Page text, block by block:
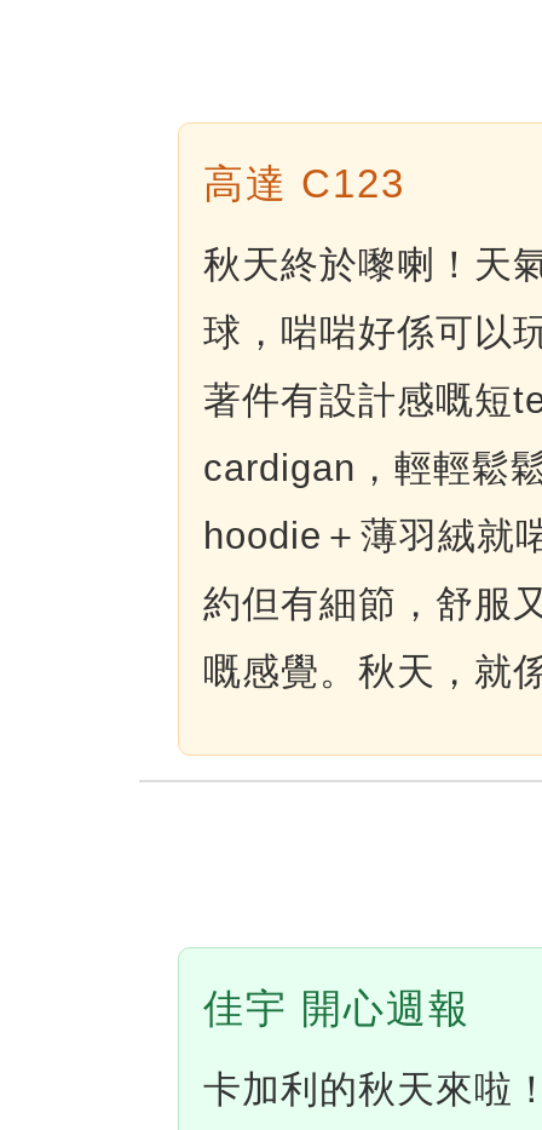
高達 C123
秋天終於嚟喇！天
球，啱啱好係可以
著件有設計感嘅短
cardigan，輕輕鬆
hoodie＋薄羽絨就
約但有細節，舒服
嘅感覺。秋天，就
佳宇 開心週報
卡加利的秋天來啦